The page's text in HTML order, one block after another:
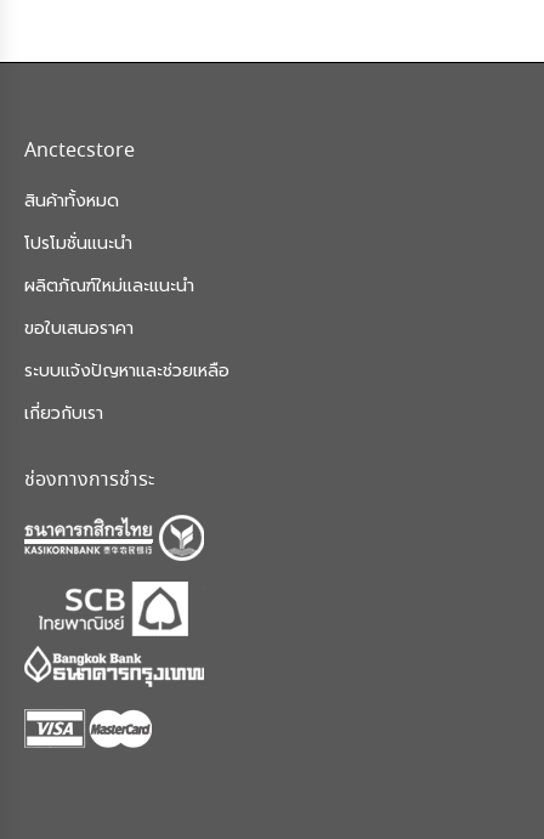
Anctecstore
สินค้าทั้งหมด
โปรโมชั่นแนะนำ
ผลิตภัณฑ์ใหม่และแนะนำ
ขอใบเสนอราคา
ระบบแจ้งปัญหาและช่วยเหลือ
เกี่ยวกับเรา
ช่องทางการชำระ